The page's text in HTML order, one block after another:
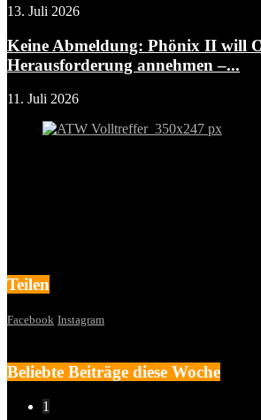
13. Juli 2026
Keine Abmeldung: Phönix II will
Herausforderung annehmen –...
11. Juli 2026
Teilen
Facebook Instagram
Beliebte Beiträge diese Woche
1